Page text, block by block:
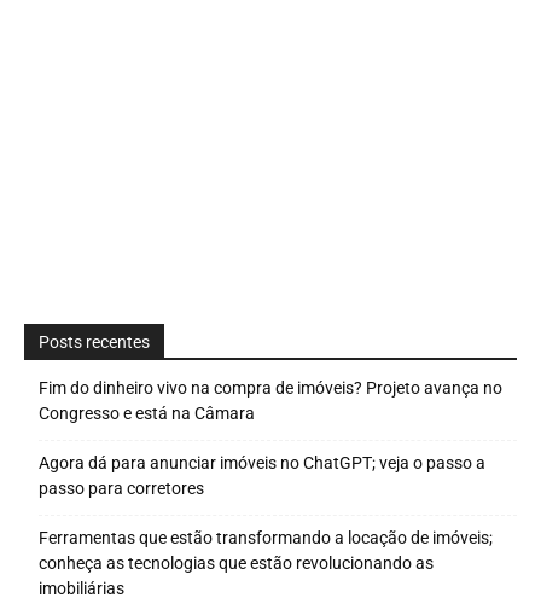
Fim do dinheiro vivo na compra de imóveis? Projeto avança no
Congresso e está na Câmara
Agora dá para anunciar imóveis no ChatGPT; veja o passo a
passo para corretores
Ferramentas que estão transformando a locação de imóveis;
conheça as tecnologias que estão revolucionando as
imobiliárias
Recibo de compra e venda vale como escritura? Veja a diferença